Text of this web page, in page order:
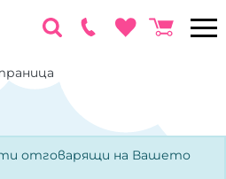
отговарящи на Вашето